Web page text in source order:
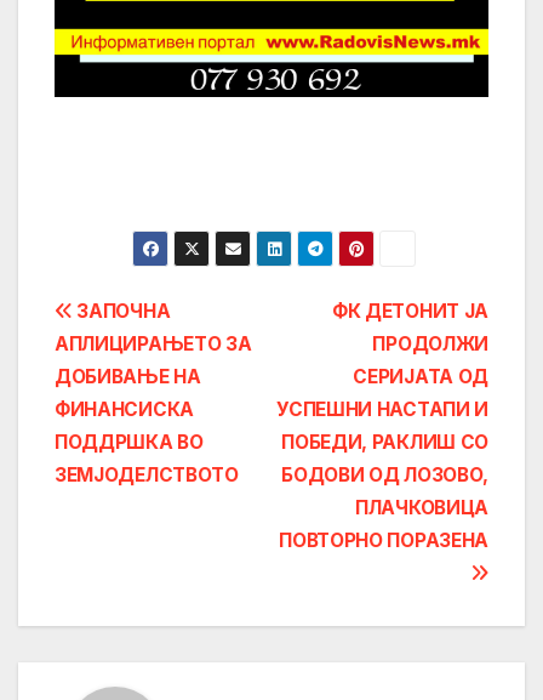
Post
navigation
ФК ДЕТОНИТ ЈА
ПРОДОЛЖИ
СЕРИЈАТА ОД
УСПЕШНИ НАСТАПИ И
ПОБЕДИ, РАКЛИШ СО
БОДОВИ ОД ЛОЗОВО,
ПЛАЧКОВИЦА
ПОВТОРНО ПОРАЗЕНА
ЗАПОЧНА
АПЛИЦИРАЊЕТО ЗА
ДОБИВАЊЕ НА
ФИНАНСИСКА
ПОДДРШКА ВО
ЗЕМЈОДЕЛСТВОТО